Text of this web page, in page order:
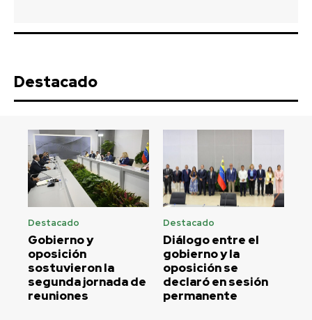
Destacado
Destacado
Gobierno y
oposición
sostuvieron la
segunda jornada de
reuniones
Destacado
Diálogo entre el
gobierno y la
oposición se
declaró en sesión
permanente